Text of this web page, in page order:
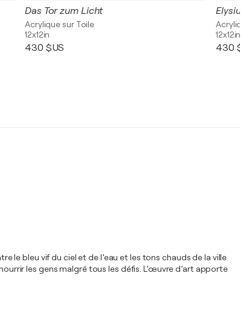
Das Tor zum Licht
Acrylique sur Toile
12x12in
430 $US
Elysium
12x12in
430
le bleu vif du ciel et de l’eau et les tons chauds de la ville
les gens malgré tous les défis. L’œuvre d’art apporte